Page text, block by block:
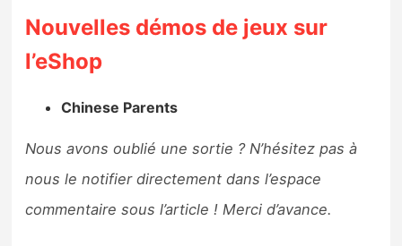
Nouvelles démos de jeux sur
l’eShop
Chinese Parents
Nous avons oublié une sortie ? N’hésitez pas à
nous le notifier directement dans l’espace
commentaire sous l’article ! Merci d’avance.